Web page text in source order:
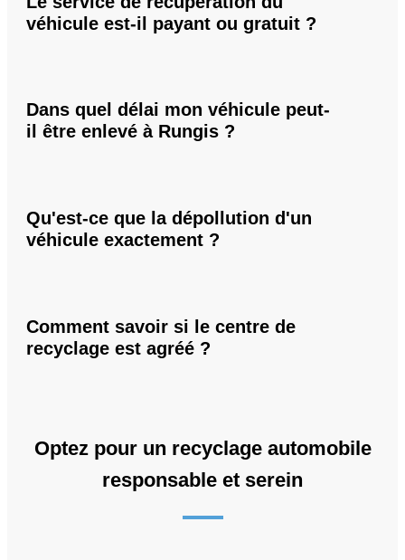
véhicule est-il payant ou gratuit ?
Dans quel délai mon véhicule peut-
il être enlevé à Rungis ?
Qu'est-ce que la dépollution d'un
véhicule exactement ?
Comment savoir si le centre de
recyclage est agréé ?
Optez pour un recyclage automobile
responsable et serein